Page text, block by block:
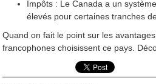
Impôts : Le Canada a un
élevés pour certaines tranches
Quand on fait le point sur les
francophones choisissent ce pays.